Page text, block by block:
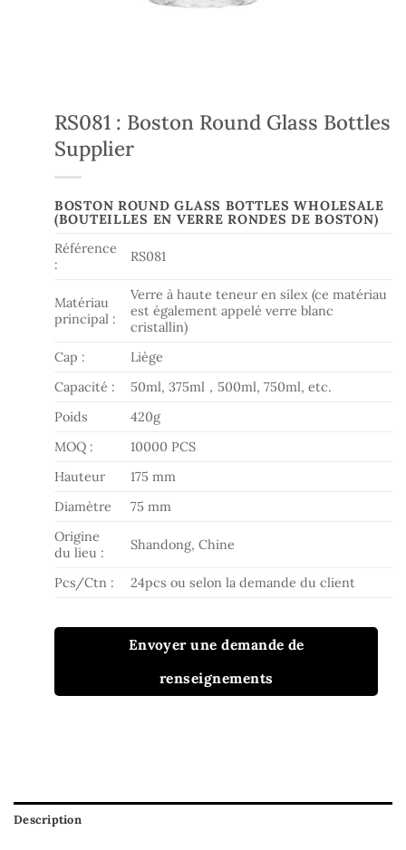
RS081 : Boston Round Glass Bottles
Supplier
BOSTON ROUND GLASS BOTTLES WHOLESALE
(BOUTEILLES EN VERRE RONDES DE BOSTON)
Référence
:
RS081
Matériau
principal :
Verre à haute teneur en silex (ce matériau
est également appelé verre blanc
cristallin)
Cap :
Liège
Capacité :
50ml, 375ml，500ml, 750ml, etc.
Poids
420g
MOQ :
10000 PCS
Hauteur
175 mm
Diamètre
75 mm
Origine
du lieu :
Shandong, Chine
Pcs/Ctn : 24pcs ou selon la demande du client
Envoyer une demande de
renseignements
Description